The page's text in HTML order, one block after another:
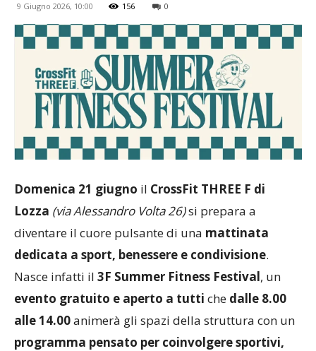
9 Giugno 2026, 10:00 156 0
Domenica 21 giugno il CrossFit THREE F di
Lozza (via Alessandro Volta 26)si prepara a
diventare il cuore pulsante di una mattinata
dedicata a sport, benessere e condivisione.
Nasce infatti il 3F Summer Fitness Festival, un
evento gratuito e aperto a tutti che dalle 8.00
alle 14.00animerà gli spazi della struttura con un
programma pensato per coinvolgere sportivi,